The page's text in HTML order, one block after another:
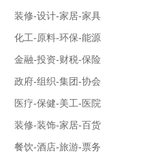
装修-设计-家居-家具
化工-原料-环保-能源
金融-投资-财税-保险
政府-组织-集团-协会
医疗-保健-美工-医院
装修-装饰-家居-百货
餐饮-酒店-旅游-票务